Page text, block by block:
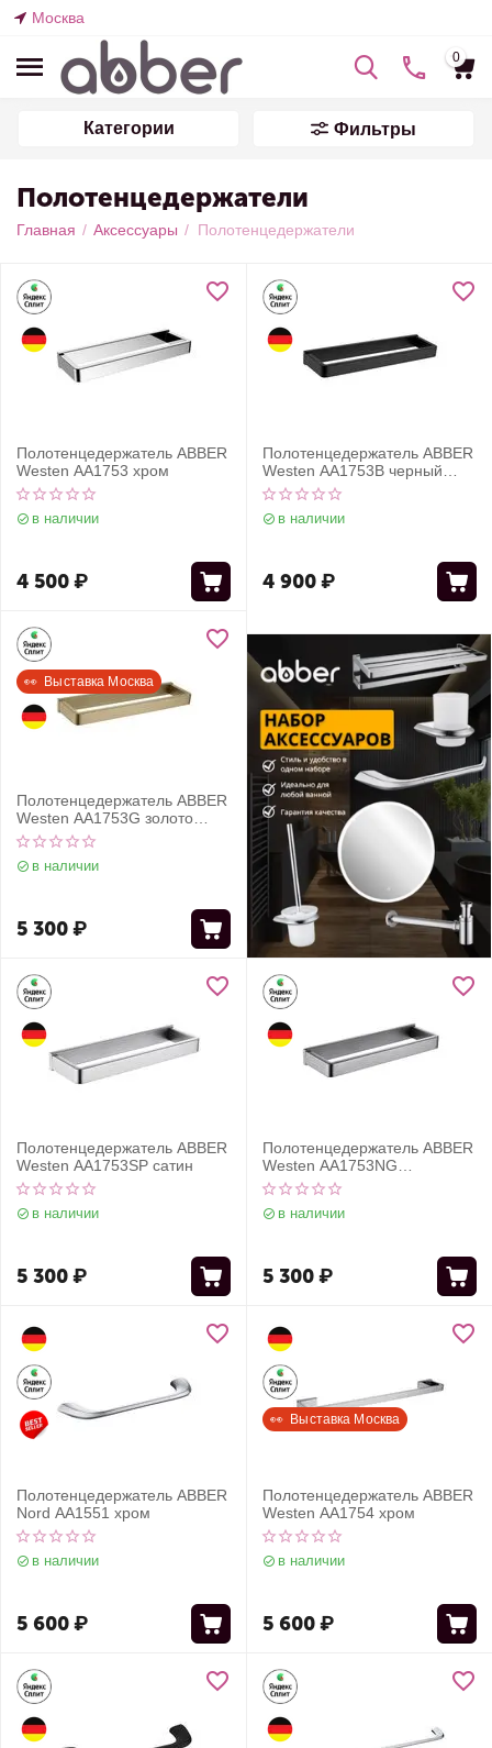
Москва
0
Категории Фильтры
Полотенцедержатели
Главная / Аксессуары / Полотенцедержатели
Полотенцедержатель ABBER
Westen AA1753 хром
в наличии
4 500₽
Полотенцедержатель ABBER
Westen AA1753B черный
матовый
в наличии
4 900₽
👀  Выставка Москва
Полотенцедержатель ABBER
Westen AA1753G золото
матовое
в наличии
5 300₽
Полотенцедержатель ABBER
Westen AA1753SP сатин
в наличии
5 300₽
Полотенцедержатель ABBER
Westen AA1753NG
оружейная сталь
в наличии
5 300₽
Полотенцедержатель ABBER
Nord AA1551 хром
в наличии
5 600₽
👀  Выставка Москва
Полотенцедержатель ABBER
Westen AA1754 хром
в наличии
5 600₽